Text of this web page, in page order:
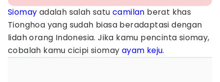
Siomay adalah salah satucamilan berat khas
Tionghoa yang sudah biasa beradaptasi dengan
lidah orang Indonesia. Jika kamu pencinta siomay,
cobalah kamu cicipi siomay ayam keju.